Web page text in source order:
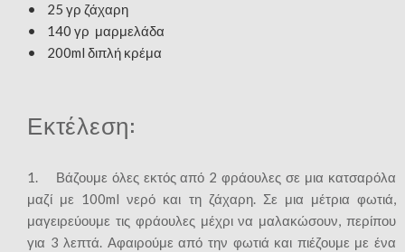
• 25 γρ ζάχαρη
• 140 γρ μαρμελάδα
• 200ml διπλή κρέμα
Εκτέλεση:
1. Βάζουμε όλες εκτός από 2 φράουλες σε μια κατσαρόλα
μαζί με 100ml νερό και τη ζάχαρη. Σε μια μέτρια φωτιά,
μαγειρεύουμε τις φράουλες μέχρι να μαλακώσουν, περίπου
για 3 λεπτά. Αφαιρούμε από την φωτιά και πιέζουμε με ένα